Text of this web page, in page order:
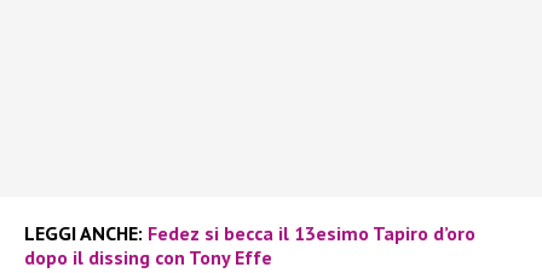
LEGGI ANCHE: Fedez si becca il 13esimo Tapiro d’oro
dopo il dissing con Tony Effe